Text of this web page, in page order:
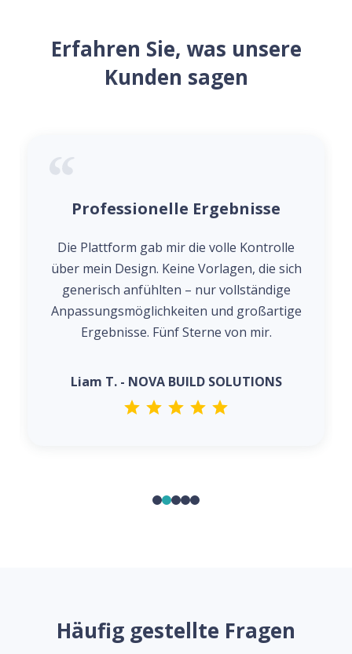
Erfahren Sie, was unsere
Kunden sagen
Professionelle Ergebnisse
Die Plattform gab mir die volle Kontrolle
über mein Design. Keine Vorlagen, die sich
generisch anfühlten – nur vollständige
Anpassungsmöglichkeiten und großartige
Ergebnisse. Fünf Sterne von mir.
Liam T. - NOVA BUILD SOLUTIONS
Häufig gestellte Fragen